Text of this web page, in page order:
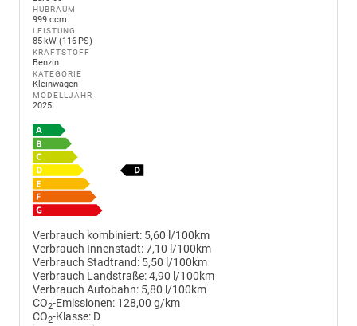
HUBRAUM
999 ccm
LEISTUNG
85 kW (116 PS)
KRAFTSTOFF
Benzin
KATEGORIE
Kleinwagen
MODELLJAHR
2025
Verbrauch kombiniert: 5,60 l/100km
Verbrauch Innenstadt:7,10 l/100km
Verbrauch Stadtrand: 5,50 l/100km
Verbrauch Landstraße:4,90 l/100km
Verbrauch Autobahn: 5,80 l/100km
CO2-Emissionen: 128,00 g/km
CO2-Klasse: D